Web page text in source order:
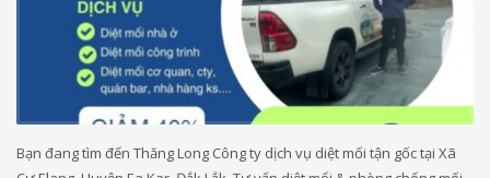
Bạn đang tìm đến Thăng Long Công ty dịch vụ diệt mối tận gốc tại Xã